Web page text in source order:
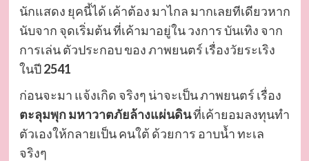
นักแสดง ยุคนี้ได้ เค้าต้อง มาไกล มากเลยทีเดียวหาก
นับจาก จุดเริ่มต้น ที่เค้ามาอยู่ใน วงการ บันเทิง จาก
การเล่น ตัวประกอบ ของ ภาพยนตร์ เรื่องวัยระเริง
ในปี2541
ก่อนจะมา แจ้งเกิด จริงๆ น่าจะเป็น ภาพยนตร์ เรื่อง
ตะลุมพุก มหาวาตภัยล้างแผ่นดินที่เค้ายอมลงทุนทำ
ตัวเองให้กลายเป็น คนใต้ ด้วยการ อาบน้ำ ทะเล
จริงๆ